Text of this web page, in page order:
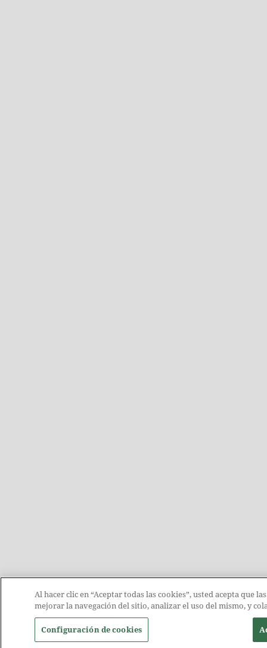
Al hacer clic en “Aceptar todas las cookies”, usted acepta que
mejorar la navegación del sitio, analizar el uso del mismo, y
Configuración de cookies